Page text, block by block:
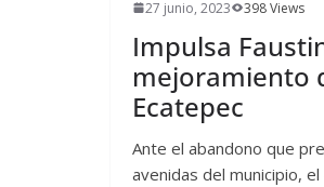
27 junio, 2023 398 Views
Impulsa
mejoramiento
Ecatepec
Ante el abandono que
avenidas del municipio,